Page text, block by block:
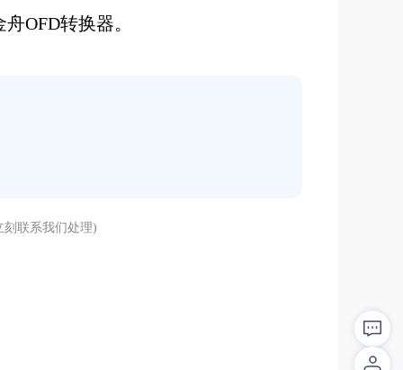
OFD转换器。
联系我们处理)